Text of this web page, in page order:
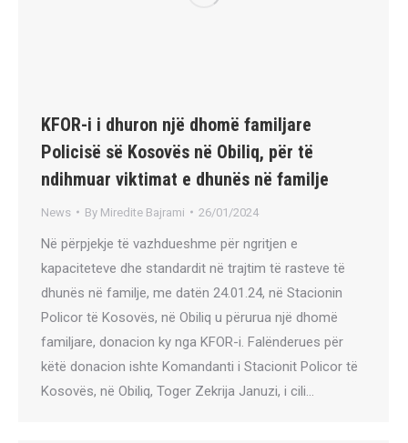
KFOR-i i dhuron një dhomë familjare
Policisë së Kosovës në Obiliq, për të
ndihmuar viktimat e dhunës në familje
News By Miredite Bajrami 26/01/2024
Në përpjekje të vazhdueshme për ngritjen e
kapaciteteve dhe standardit në trajtim të rasteve të
dhunës në familje, me datën 24.01.24, në Stacionin
Policor të Kosovës, në Obiliq u përurua një dhomë
familjare, donacion ky nga KFOR-i. Falënderues për
këtë donacion ishte Komandanti i Stacionit Policor të
Kosovës, në Obiliq, Toger Zekrija Januzi, i cili…